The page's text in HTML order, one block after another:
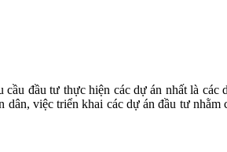
đầu tư thực hiện các dự án nhất là
việc triển khai các dự án đầu tư nhằm